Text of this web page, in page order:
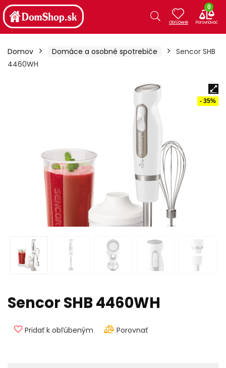
0
Domov Domáce a osobné spotrebiče
Sencor SHB
4460WH
- 35%
Sencor SHB 4460WH
Pridať k obľúbeným Porovnať